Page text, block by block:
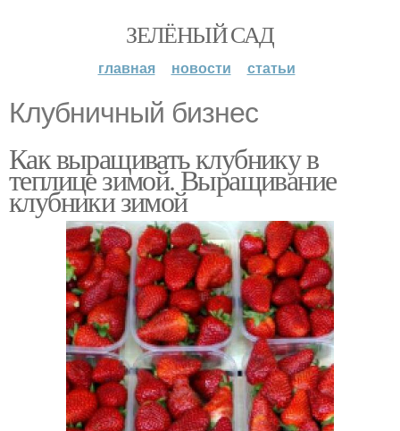
ЗЕЛЁНЫЙ САД
главная новости статьи
Клубничный бизнес
Как выращивать клубнику в
теплице зимой. Выращивание
клубники зимой